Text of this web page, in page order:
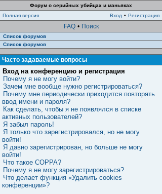
Форум о серийных убийцах и маньяках
Полная версия
Вход • Регистрация
FAQ • Поиск
Список форумов
Список форумов
Часто задаваемые вопросы
Вход на конференцию и регистрация
Почему я не могу войти?
Зачем мне вообще нужно регистрироваться?
Почему мне периодически приходится повторять
ввод имени и пароля?
Как сделать, чтобы я не появлялся в списке
активных пользователей?
Я забыл пароль!
Я только что зарегистрировался, но не могу
войти!
Я давно зарегистрирован, но больше не могу
войти!
Что такое COPPA?
Почему я не могу зарегистрироваться?
Что делает функция «Удалить cookies
конференции»?